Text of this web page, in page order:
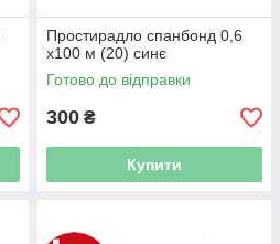
Простирадло спанбонд 0,6
х100 м (20) синє
Готово до відправки
300 ₴
Купити